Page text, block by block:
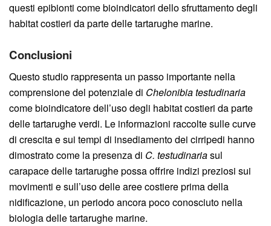
questi epibionti come bioindicatori dello sfruttamento degli
habitat costieri da parte delle tartarughe marine.
Conclusioni
Questo studio rappresenta un passo importante nella
comprensione del potenziale di Chelonibia testudinaria
come bioindicatore dell’uso degli habitat costieri da parte
delle tartarughe verdi. Le informazioni raccolte sulle curve
di crescita e sui tempi di insediamento dei cirripedi hanno
dimostrato come la presenza di C. testudinariasul
carapace delle tartarughe possa offrire indizi preziosi sui
movimenti e sull’uso delle aree costiere prima della
nidificazione, un periodo ancora poco conosciuto nella
biologia delle tartarughe marine.